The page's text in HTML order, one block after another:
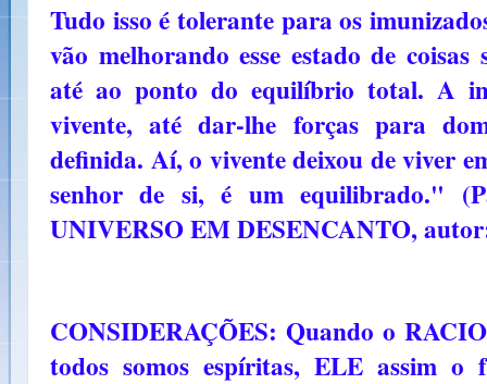
Tudo isso é tolerante para os
vão melhorando esse estado de
até ao ponto do equilíbrio total. A
vivente, até dar-lhe forças para
definida. Aí, o vivente deixou de viver
senhor de si, é um equilibrado."
UNIVERSO EM DESENCANTO,
CONSIDERAÇÕES: Quando o
todos somos espíritas, ELE assim